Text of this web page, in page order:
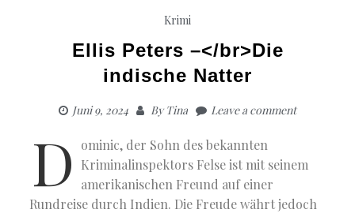
Krimi
Ellis Peters –</br>Die
indische Natter
Juni 9, 2024 ByTina Leave a comment
D
ominic, der Sohn des bekannten
Kriminalinspektors Felse ist mit seinem
amerikanischen Freund auf einer
Rundreise durch Indien. Die Freude währt jedoch